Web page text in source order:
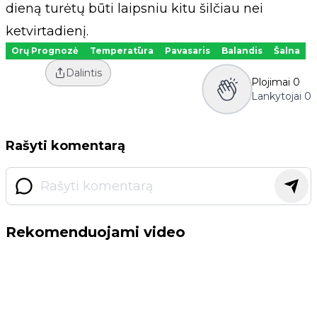
dieną turėtų būti laipsniu kitu šilčiau nei
ketvirtadienį.
Orų Prognozė Temperatūra Pavasaris Balandis Šalna
Dalintis
Plojimai 0
Lankytojai 0
Rašyti komentarą
Rekomenduojami video